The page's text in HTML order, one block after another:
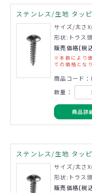
ステンレス/生地 タッ
サイズ/太さ
形状:トラス
販売価格(税
※本数により
での価格とな
商品コード
数量：
商品詳
ステンレス/生地 タッ
サイズ/太さ
形状:トラス
販売価格(税